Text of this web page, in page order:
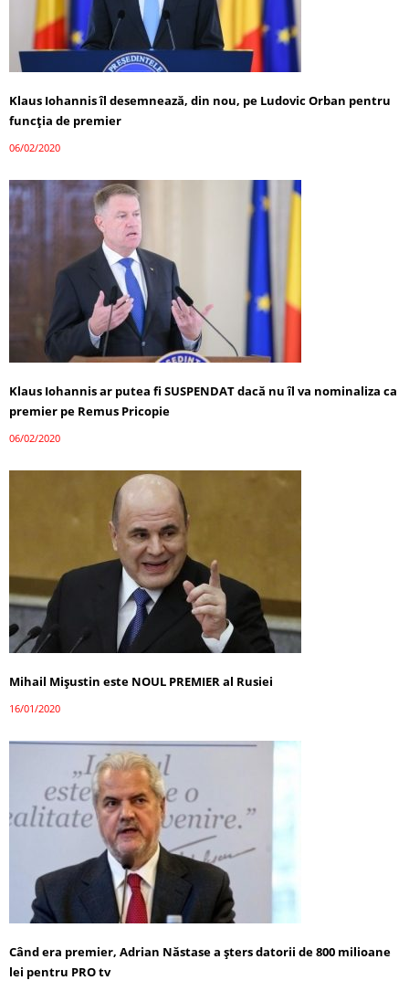
Klaus Iohannis îl desemnează, din nou, pe Ludovic Orban pentru
funcția de premier
06/02/2020
Klaus Iohannis ar putea fi SUSPENDAT dacă nu îl va nominaliza ca
premier pe Remus Pricopie
06/02/2020
Mihail Mişustin este NOUL PREMIER al Rusiei
16/01/2020
Când era premier, Adrian Năstase a șters datorii de 800 milioane
lei pentru PRO tv